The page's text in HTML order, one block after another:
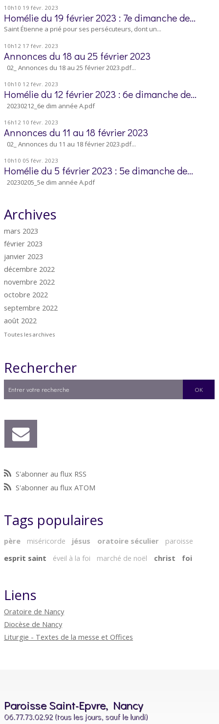
10h10 19 févr. 2023
Homélie du 19 février 2023 : 7e dimanche de...
Saint Étienne a prié pour ses persécuteurs, dont un...
10h12 17 févr. 2023
Annonces du 18 au 25 février 2023
02_ Annonces du 18 au 25 février 2023.pdf...
10h10 12 févr. 2023
Homélie du 12 février 2023 : 6e dimanche de...
20230212_6e dim année A.pdf
16h12 10 févr. 2023
Annonces du 11 au 18 février 2023
02_ Annonces du 11 au 18 février 2023.pdf...
10h10 05 févr. 2023
Homélie du 5 février 2023 : 5e dimanche de...
20230205_5e dim année A.pdf
Archives
mars 2023
février 2023
janvier 2023
décembre 2022
novembre 2022
octobre 2022
septembre 2022
août 2022
Toutes les archives
Rechercher
S'abonner au flux RSS
S'abonner au flux ATOM
Tags populaires
père miséricorde jésus oratoire séculier
paroisse
esprit saint
éveil à la foi marché de noël christ foi
Liens
Oratoire de Nancy
Diocèse de Nancy
Liturgie - Textes de la messe et Offices
Paroisse Saint-Epvre, Nancy
06.77.73.02.92 (tous les jours, sauf le lundi)